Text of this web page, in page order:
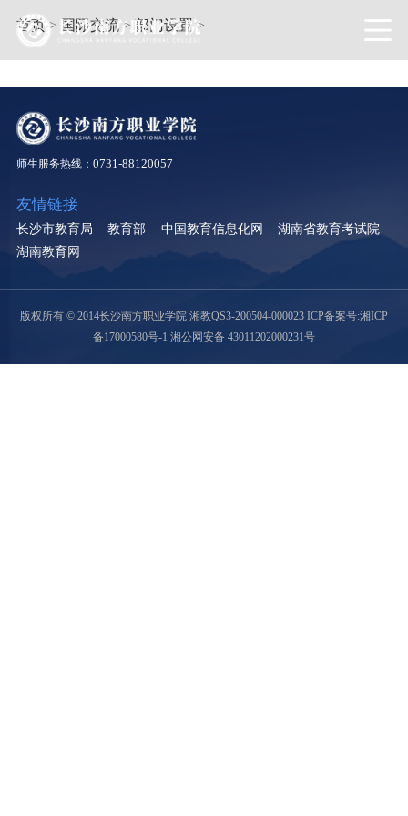
首页 > 国际交流>部门设置>
师生服务热线： 0731-88120057
友情链接
长沙市教育局 教育部 中国教育信息化网
湖南省教育考试院
湖南教育网
版权所有 © 2014长沙南方职业学院 湘教QS3-200504-000023 ICP备案号:湘ICP
备17000580号-1 湘公网安备 43011202000231号